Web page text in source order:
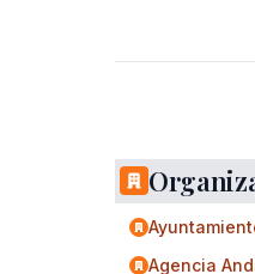
Agencia